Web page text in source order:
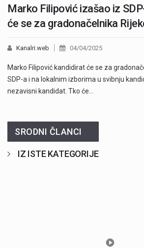
Marko Filipović izašao iz
će se za gradonačelnika
Kanalri.web 04/04/2025
Marko Filipović kandidirat će se za
SDP-a i na lokalnim izborima u svibnju
nezavisni kandidat. Tko će…
SRODNI ČLANCI
IZ ISTE KATEGORIJE